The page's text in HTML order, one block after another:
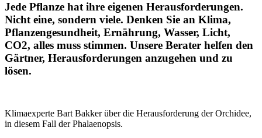
Jede Pflanze hat ihre eigenen Herausforderungen.
Nicht eine, sondern viele. Denken Sie an Klima,
Pflanzengesundheit, Ernährung, Wasser, Licht,
CO2, alles muss stimmen. Unsere Berater helfen den
Gärtner, Herausforderungen anzugehen und zu
lösen.
Klimaexperte Bart Bakker über die Herausforderung der Orchidee,
in diesem Fall der Phalaenopsis.